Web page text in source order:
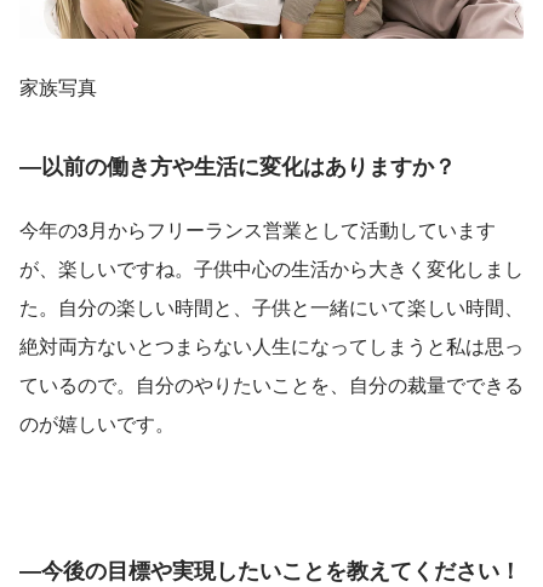
家族写真
―以前の働き方や生活に変化はありますか？
今年の3月からフリーランス営業として活動しています
が、楽しいですね。子供中心の生活から大きく変化しまし
た。自分の楽しい時間と、子供と一緒にいて楽しい時間、
絶対両方ないとつまらない人生になってしまうと私は思っ
ているので。自分のやりたいことを、自分の裁量でできる
のが嬉しいです。
―今後の目標や実現したいことを教えてください！